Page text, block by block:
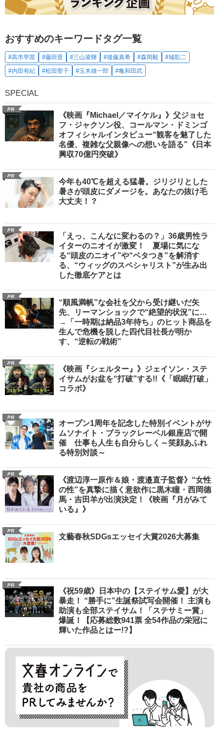
おすすめのキーワードタグ一覧
#高市早苗 #藤田晋 #三山凌輝 #後藤真希 #森岡毅
#城彰二
#内田有紀
#松田聖子 #玉木雄一郎 #亀和田武
SPECIAL
PR
《映画『Michael／マイケル』》父ジョセ
フ・ジャクソン役、コールマン・ドミンゴ
オフィシャルインタビュー“観客を魅了した
名優、複雑な父親像への想いを語る”《日本
興収70億円突破》
PR
今年も40℃を超える猛暑。ジリジリとした
暑さが頭皮にダメージを。あなたの抜け毛
大丈夫！？
PR
「えっ、こんなに変わるの？」36歳男性ラ
イターのニオイが激変！ 夏場に気にな
る“頭皮のニオイ”や“ベタつき”を解消す
る、“ウィッグのスペシャリスト”が生み出
した徹底ケアとは
PR
“順風満帆”な会社を父から受け継いだ矢
先、リーマンショックで“絶望的状況”に…
→「一時期は納品3年待ち」のヒット商品を
生んで危機を脱した四代目社長が明か
す、“逆転の戦術”
PR
《映画『シェルター』》ジェイソン・ステ
イサムがお盆を“打破”する!!《「眠眠打破」
コラボ》
PR
オープン1周年を記念した特別イベントがサ
ムソナイト・ブラックレーベル銀座店で開
催 仕事も人生も自分らしく～笑顔あふれ
る特別対談～
PR
《渡辺淳一原作＆娘・渡邉直子監督》“女性
の性”を真摯に描く意欲作に黒木瞳・西岡德
馬・吉田羊が出演決定！《映画『月がみて
いる』》
PR
文藝春秋SDGsエッセイ大賞2026大募集
PR
《祝59歳》日本中の【ステイサム愛】が大
暴走！ “勝手に”生誕祭試写会開催！ 主演も
助演も全部ステイサム！「ステサミー賞」
爆誕！【応募総数941票 全54作品の栄冠に
輝いた作品とはー!?】